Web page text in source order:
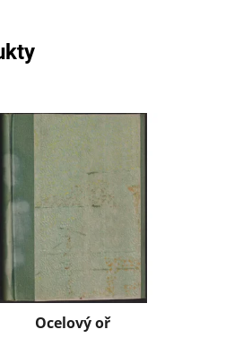
Ocelový oř